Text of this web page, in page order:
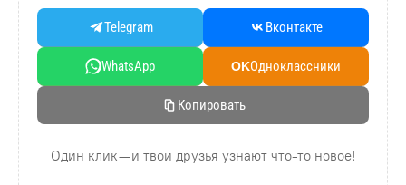
Telegram Вконтакте
WhatsApp OKOдноклассники
Копировать
Один клик — и твои друзья узнают что-то новое!